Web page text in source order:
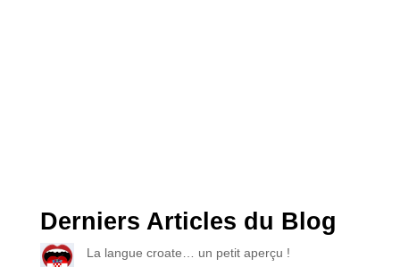
Derniers Articles du Blog
La langue croate… un petit aperçu !